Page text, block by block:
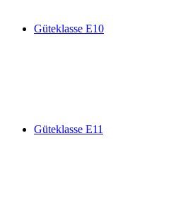
Güteklasse E10
Güteklasse E11